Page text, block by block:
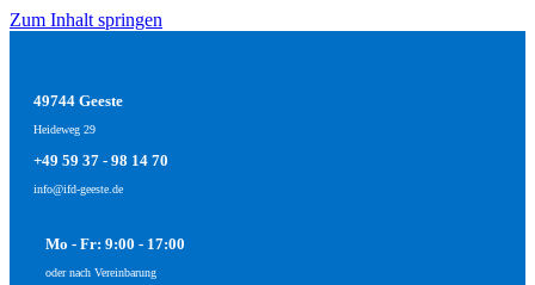
Zum Inhalt springen
49744 Geeste
Heideweg 29
+49 59 37 - 98 14 70
info@ifd-geeste.de
Mo - Fr: 9:00 - 17:00
oder nach Vereinbarung